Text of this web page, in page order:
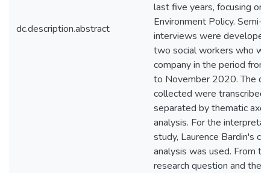
dc.description.abstract
last five years, focusing on
Environment Policy. Semi-
interviews were
two social workers who
company in the period
to November 2020. The
collected were transcribed
separated by thematic
analysis. For the
study, Laurence Bardin's
analysis was used. From
research question and the